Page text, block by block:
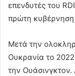
επενδυτές του
πρώτη
Μετά την
Ουκρανία το
την